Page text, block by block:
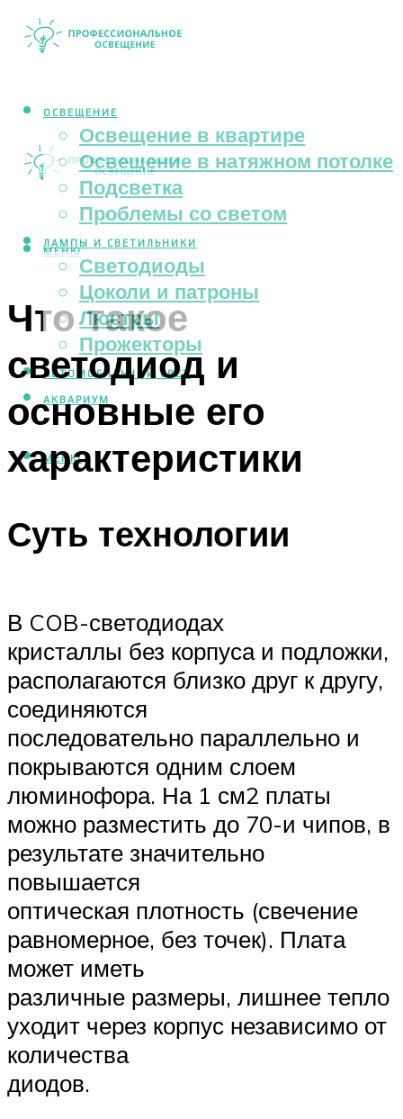
ОСВЕЩЕНИЕ
Освещение в квартире
Освещение в натяжном потолке
Подсветка
Проблемы со светом
ЛАМПЫ И СВЕТИЛЬНИКИ
Светодиоды
Цоколи и патроны
Люстры
Прожекторы
АВТОМОБИЛЬНЫЙ СВЕТ
АКВАРИУМ
МЕНЮ
МЕНЮ
Что такое
светодиод и
основные его
характеристики
Суть технологии
В COB-светодиодах
кристаллы без корпуса и подложки,
располагаются близко друг к другу,
соединяются
последовательно параллельно и
покрываются одним слоем
люминофора. На 1 см2 платы
можно разместить до 70-и чипов, в
результате значительно
повышается
оптическая плотность (свечение
равномерное, без точек). Плата
может иметь
различные размеры, лишнее тепло
уходит через корпус независимо от
количества
диодов.